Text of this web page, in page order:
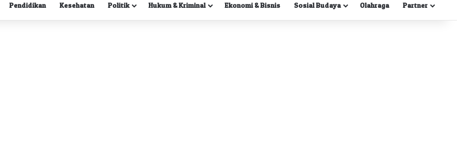
Pendidikan Kesehatan Politik Hukum & Kriminal Ekonomi & Bisnis Sosial Budaya Olahraga Partner